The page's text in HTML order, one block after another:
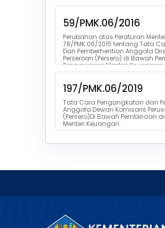
59/PMK.06/2016
Perubahan atas Peraturan
78/PMK.06/2015 tentang Tata
Dan Pemberhentian Anggota
Perseroan (Persero) di Bawah
Pengawasan Menteri Keuangan.
197/PMK.06/2019
Tata Cara Pengangkatan dan
Anggota Dewan Komisaris
(Persero)Di Bawah Pembinaan
Menteri Keuangan.